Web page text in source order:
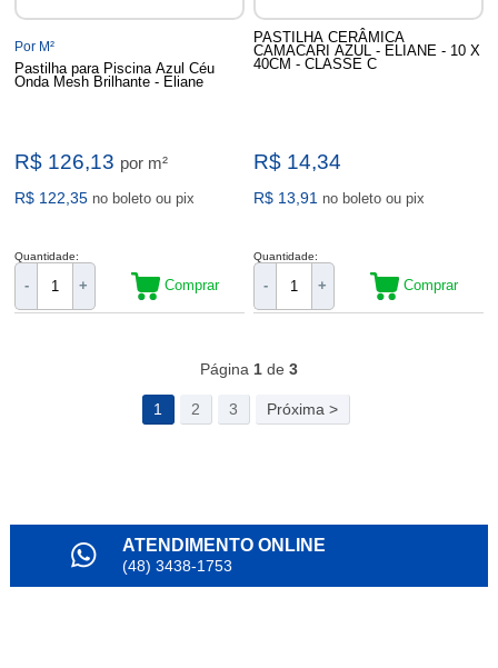
Por M²
Pastilha para Piscina Azul Céu
Onda Mesh Brilhante - Eliane
R$ 126,13 por m²
R$ 122,35 no boleto ou pix
Quantidade:
- + Comprar
PASTILHA CERÂMICA
CAMACARI AZUL - ELIANE - 10 X
40CM - CLASSE C
R$ 14,34
R$ 13,91 no boleto ou pix
Quantidade:
- + Comprar
Página 1de 3
1 2 3 Próxima >
ATENDIMENTO ONLINE
(48) 3438-1753